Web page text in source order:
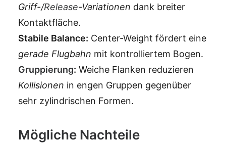
Griff-/Release-Variationen dank breiter
Kontaktfläche.
Stabile Balance: Center-Weight fördert eine
gerade Flugbahn mit kontrolliertem Bogen.
Gruppierung: Weiche Flanken reduzieren
Kollisionen in engen Gruppen gegenüber
sehr zylindrischen Formen.
Mögliche Nachteile